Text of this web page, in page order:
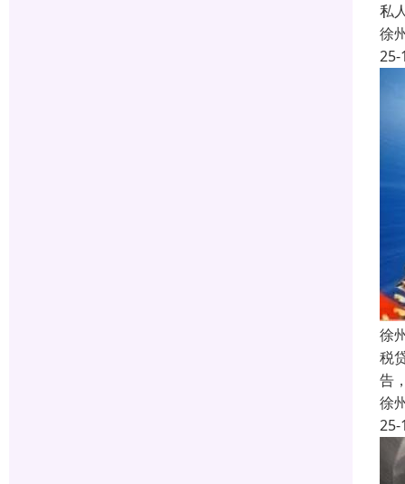
私
徐
25-
徐
税
告
徐
25-